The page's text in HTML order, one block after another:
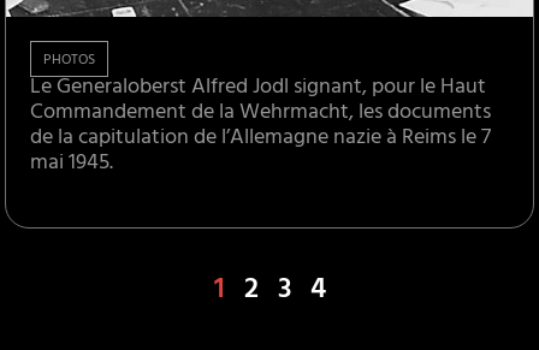
PHOTOS
Le Generaloberst Alfred Jodl signant, pour le Haut
Commandement de la Wehrmacht, les documents
de la capitulation de l’Allemagne nazie à Reims le 7
mai 1945.
1 2 3 4